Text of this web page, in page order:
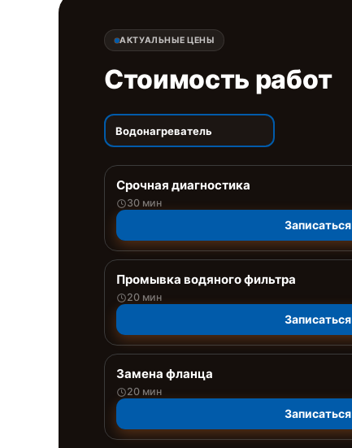
АКТУАЛЬНЫЕ ЦЕНЫ
Стоимость работ
Водонагреватель
Срочная диагностика
30 мин
Записаться
Промывка водяного фильтра
20 мин
Записаться
Замена фланца
20 мин
Записаться